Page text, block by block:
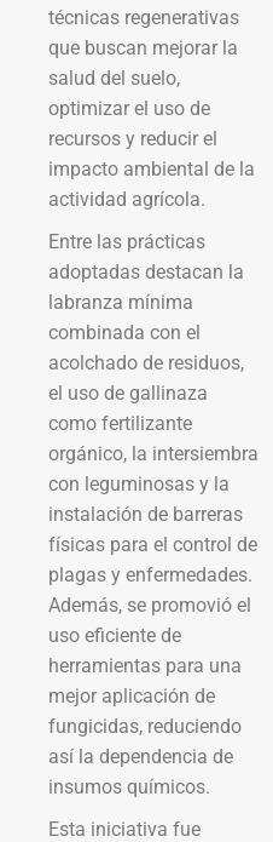
técnicas regenerativas
que buscan mejorar la
salud del suelo,
optimizar el uso de
recursos y reducir el
impacto ambiental de la
actividad agrícola.
Entre las prácticas
adoptadas destacan la
labranza mínima
combinada con el
acolchado de residuos,
el uso de gallinaza
como fertilizante
orgánico, la intersiembra
con leguminosas y la
instalación de barreras
físicas para el control de
plagas y enfermedades.
Además, se promovió el
uso eficiente de
herramientas para una
mejor aplicación de
fungicidas, reduciendo
así la dependencia de
insumos químicos.
Esta iniciativa fue